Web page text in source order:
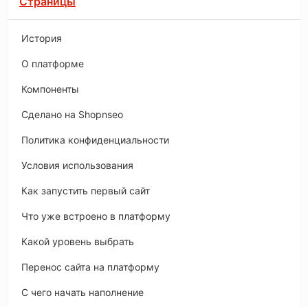
История
O платформе
Компоненты
Сделано на Shopnseo
Политика конфиденциальности
Условия использования
Как запустить первый сайт
Что уже встроено в платформу
Какой уровень выбрать
Перенос сайта на платформу
С чего начать наполнение